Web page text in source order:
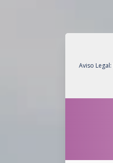
Aviso Legal: